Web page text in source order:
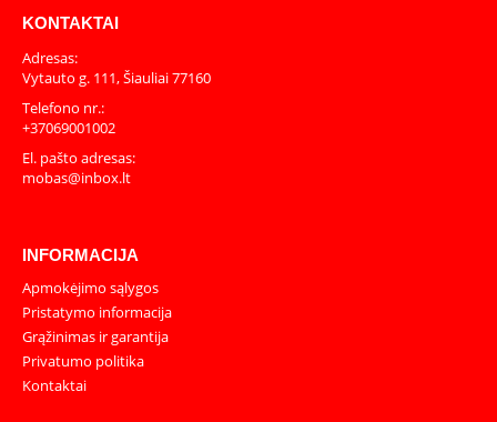
KONTAKTAI
Adresas:
Vytauto g. 111, Šiauliai 77160
Telefono nr.:
+37069001002
El. pašto adresas:
mobas@inbox.lt
INFORMACIJA
Apmokėjimo sąlygos
Pristatymo informacija
Grąžinimas ir garantija
Privatumo politika
Kontaktai